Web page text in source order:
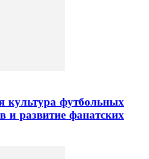
культура футбольных
и развитие фанатских